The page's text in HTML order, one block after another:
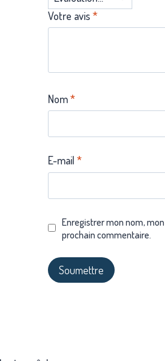
Votre avis*
Nom*
E-mail*
Enregistrer mon nom,
prochain commentaire.